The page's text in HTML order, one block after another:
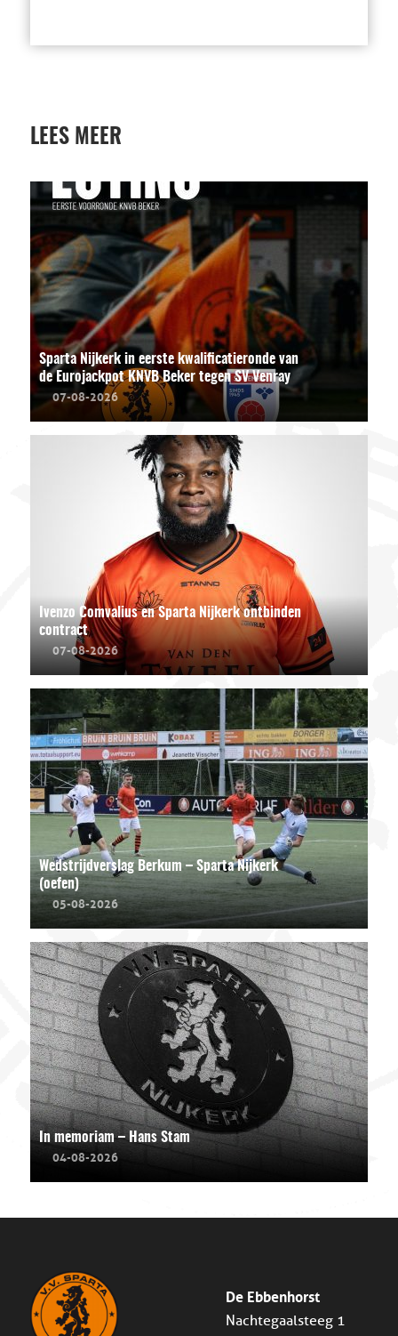
LEES MEER
Sparta Nijkerk in eerste kwalificatieronde van
de Eurojackpot KNVB Beker tegen SV Venray
07-08-2026
Ivenzo Comvalius en Sparta Nijkerk ontbinden
contract
07-08-2026
Wedstrijdverslag Berkum – Sparta Nijkerk
(oefen)
05-08-2026
In memoriam – Hans Stam
04-08-2026
De Ebbenhorst
Nachtegaalsteeg 1